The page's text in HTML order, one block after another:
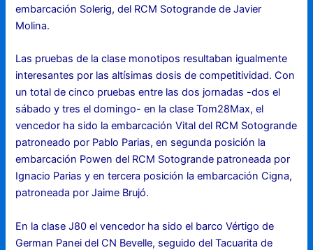
embarcación Solerig, del RCM Sotogrande de Javier
Molina.
Las pruebas de la clase monotipos resultaban igualmente
interesantes por las altísimas dosis de competitividad. Con
un total de cinco pruebas entre las dos jornadas -dos el
sábado y tres el domingo- en la clase Tom28Max, el
vencedor ha sido la embarcación Vital del RCM Sotogrande
patroneado por Pablo Parias, en segunda posición la
embarcación Powen del RCM Sotogrande patroneada por
Ignacio Parias y en tercera posición la embarcación Cigna,
patroneada por Jaime Brujó.
En la clase J80 el vencedor ha sido el barco Vértigo de
German Panei del CN Bevelle, seguido del Tacuarita de